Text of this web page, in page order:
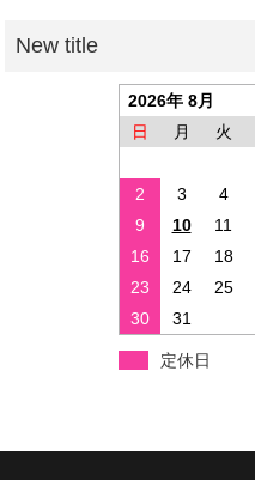
2026年 8月
日
月 火
2
3 4
9
10 11
16
17 18
23
24 25
30
31
定休日